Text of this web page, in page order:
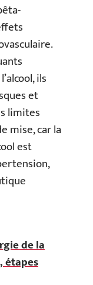
ils
et
limites
mise, car la
est
de la
étapes